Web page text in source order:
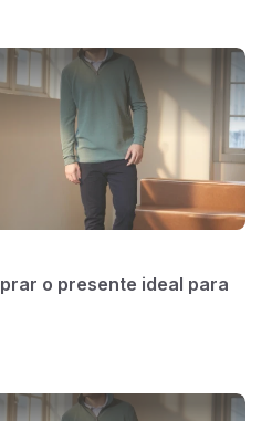
o presente ideal para